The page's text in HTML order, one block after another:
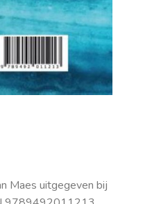
Maes uitgegeven bij